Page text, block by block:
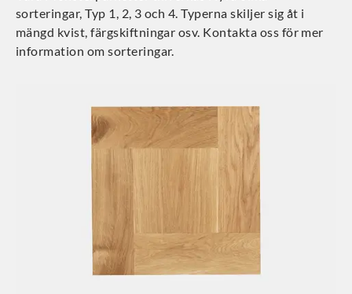
sorteringar, Typ 1, 2, 3 och 4. Typerna skiljer sig åt i
mängd kvist, färgskiftningar osv. Kontakta oss för mer
information om sorteringar.